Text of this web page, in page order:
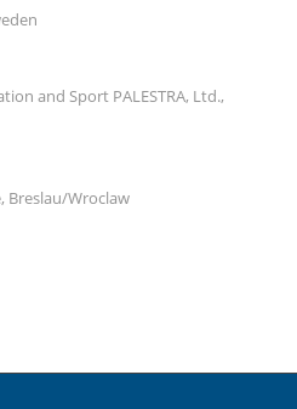
and Sport PALESTRA, Ltd.,
Breslau/Wroclaw